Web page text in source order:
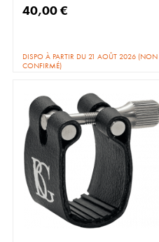
40,00 €
DISPO À PARTIR DU 21 AOÛT 2026 (NON
CONFIRMÉ)